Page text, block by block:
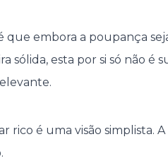
que embora a poupança
esta por si só não é
rico é uma visão simplista.